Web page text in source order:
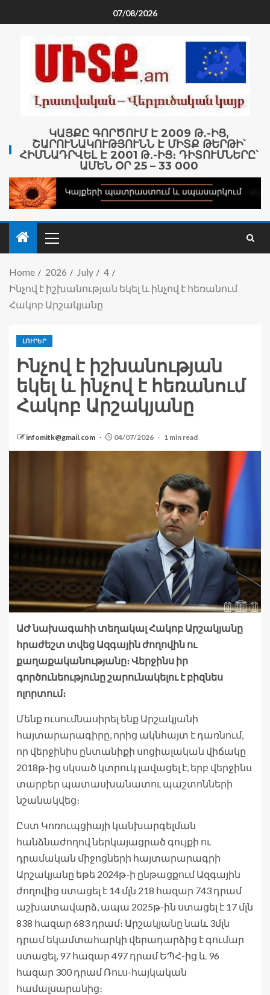
07/08/2026
ԿԱՅՔԸ ԳՈՐԾՈՒՄ Է 2009 Թ․-ԻՑ,
ՇԱՐՈՒՆԱԿՈՒԹՅՈՒՆՆ Է ՄԻՏՔ ԹԵՐԹԻ՝
ՀԻՄՆԱԴՐՎԵԼ Է 2001 Թ․-ԻՑ։ ԴԻՏՈՒՄՆԵՐԸ՝
ԱՄԵՆ ՕՐ 25 – 33 000
Home 2026 July
4
Ինչով է իշխանության եկել և ինչով է հեռանում
Հակոբ Արշակյանը
ԼՈՒՐԵՐ
Ինչով է իշխանության
եկել և ինչով է հեռանում
Հակոբ Արշակյանը
infomitk@gmail.com 04/07/2026 1 min read
ԱԺ նախագահի տեղակալ Հակոբ Արշակյանը
հրաժեշտ տվեց Ազգային ժողովին ու
քաղաքականությանը։ Վերջինս իր
գործունեությունը շարունակելու է բիզնես
ոլորտում։
Մենք ուսումնասիրել ենք Արշակյանի
հայտարարագիրը, որից ակնհայտ է դառնում,
որ վերջինիս ընտանիքի սոցիալական վիճակը
2018թ-ից սկսած կտրուկ լավացել է, երբ վերջինս
տարբեր պատասխանատու պաշտոնների
նշանակվեց։
Ըստ Կոռուպցիայի կանխարգելման
հանձնաժողով ներկայացրած գույքի ու
դրամական միջոցների հայտարարագրի
Արշակյանը եթե 2024թ-ի ընթացքում Ազգային
ժողովից ստացել է 14 մլն 218 հազար 743 դրամ
աշխատավարձ, ապա 2025թ-ին ստացել է 17 մլն
838 հազար 683 դրամ։ Արշակյանը նաև 3մլն
դրամ եկամտահարկի վերադարձից է գումար
ստացել, 97 հազար 497 դրամ ԵՊՀ-ից և 96
հազար 300 դրամ Ռուս-հայկական
համալսարանից։